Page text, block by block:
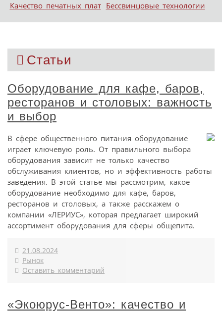
Качество печатных плат Бессвинцовые технологии
Статьи
Оборудование для кафе, баров,
ресторанов и столовых: важность
и выбор
В сфере общественного питания оборудование
играет ключевую роль. От правильного выбора
оборудования зависит не только качество
обслуживания клиентов, но и эффективность работы
заведения. В этой статье мы рассмотрим, какое
оборудование необходимо для кафе, баров,
ресторанов и столовых, а также расскажем о
компании «ЛЕРИУС», которая предлагает широкий
ассортимент оборудования для сферы общепита.
21.08.2024
Рынок
Оставить комментарий
«Экоюрус-Венто»: качество и